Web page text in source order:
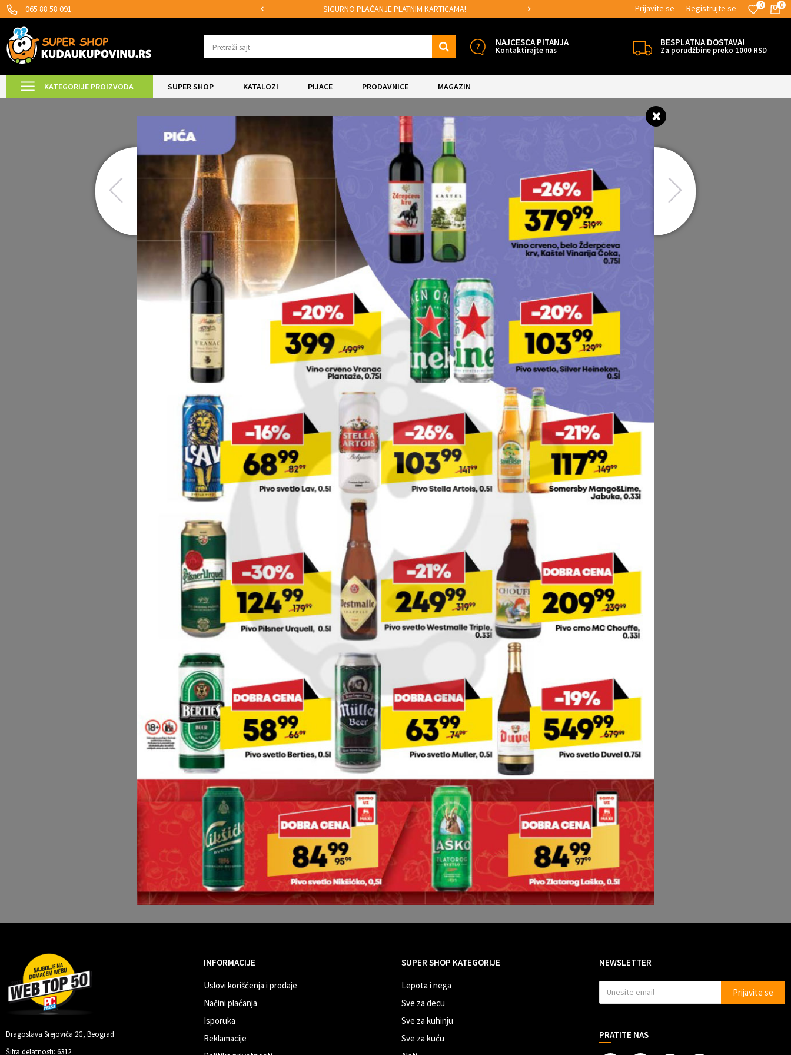
065 88 58 091 MOGUĆNOST BESPLATNE ISPORUKE! MOGUĆNOST ISPORUKE ZA 24H! 0
0
Prijavite se Registrujte se
Pretraži sajt NAJCESCA PITANJA
Kontaktirajte nas
BESPLATNA DOSTAVA!
Za porudžbine preko 1000 RSD
KATEGORIJE PROIZVODA SUPER SHOP KATALOZI PIJACE PRODAVNICE MAGAZIN
Dragoslava Srejovića 2G, Beograd
Šifra delatnosti: 6312
INFORMACIJE
Uslovi korišćenja i prodaje
Načini plaćanja
Isporuka
Reklamacije
SUPER SHOP KATEGORIJE
Lepota i nega
Sve za decu
Sve za kuhinju
Sve za kuću
NEWSLETTER
Prijavite se
PRATITE NAS